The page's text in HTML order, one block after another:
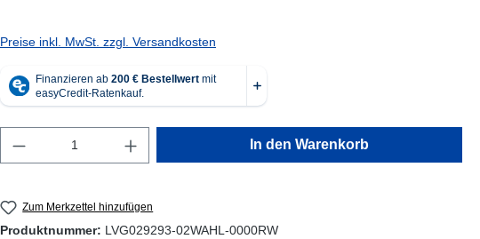
Preise inkl. MwSt. zzgl. Versandkosten
Produkt Anzahl: Gib den gewünschten Wert ein
In den Warenkorb
Zum Merkzettel hinzufügen
Produktnummer: LVG029293-02WAHL-0000RW